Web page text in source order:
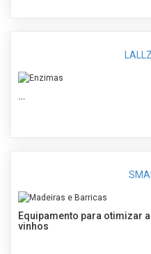
…
Equipamento para otimizar
vinhos